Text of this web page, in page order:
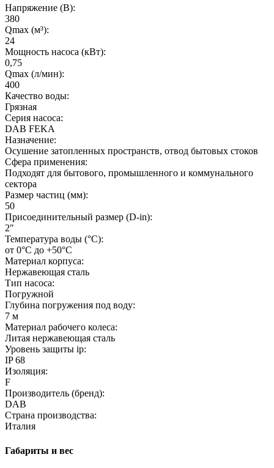
Напряжение (В):
380
Qmax (м³):
24
Мощность насоса (кВт):
0,75
Qmax (л/мин):
400
Качество воды:
Грязная
Серия насоса:
DAB FEKA
Назначение:
Осушение затопленных пространств, отвод бытовых стоков
Сфера применения:
Подходят для бытового, промышленного и коммунального
сектора
Размер частиц (мм):
50
Присоединительный размер (D-in):
2"
Температура воды (°C):
от 0°С до +50°С
Материал корпуса:
Нержавеющая сталь
Тип насоса:
Погружной
Глубина погружения под воду:
7 м
Материал рабочего колеса:
Литая нержавеющая сталь
Уровень защиты ip:
IP 68
Изоляция:
F
Производитель (бренд):
DAB
Страна производства:
Италия
Габариты и вес